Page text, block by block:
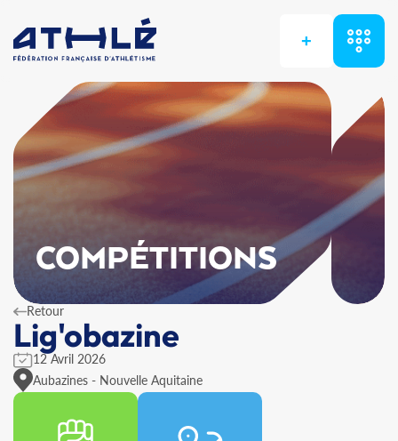
+
COMPÉTITIONS
Retour
Lig'obazine
12 Avril 2026
Aubazines - Nouvelle Aquitaine